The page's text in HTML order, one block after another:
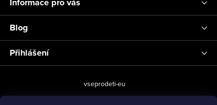
Blog
Přihlášení
vseprodeti-eu